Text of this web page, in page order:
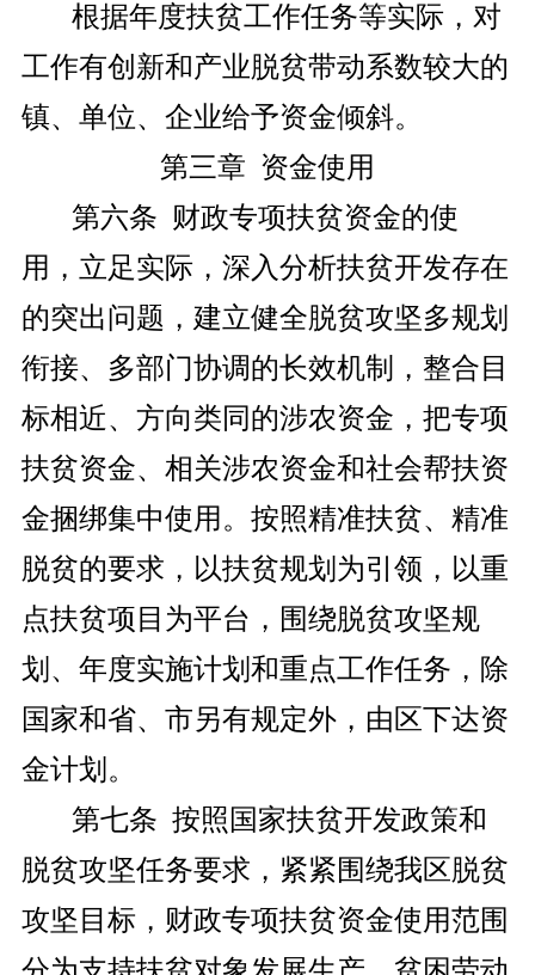
根据年度扶贫工作任务等实际，对
工作有创新和产业脱贫带动系数较大的
镇、单位、企业给予资金倾斜。
第三章 资金使用
第六条 财政专项扶贫资金的使
用，立足实际，深入分析扶贫开发存在
的突出问题，建立健全脱贫攻坚多规划
衔接、多部门协调的长效机制，整合目
标相近、方向类同的涉农资金，把专项
扶贫资金、相关涉农资金和社会帮扶资
金捆绑集中使用。按照精准扶贫、精准
脱贫的要求，以扶贫规划为引领，以重
点扶贫项目为平台，围绕脱贫攻坚规
划、年度实施计划和重点工作任务，除
国家和省、市另有规定外，由区下达资
金计划。
第七条 按照国家扶贫开发政策和
脱贫攻坚任务要求，紧紧围绕我区脱贫
攻坚目标，财政专项扶贫资金使用范围